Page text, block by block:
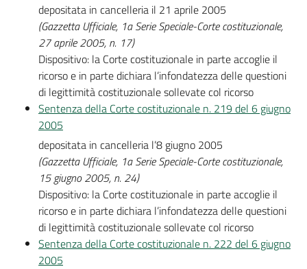
depositata in cancelleria il 21 aprile 2005
(Gazzetta Ufficiale, 1a Serie Speciale-Corte costituzionale,
27 aprile 2005, n. 17)
Dispositivo: la Corte costituzionale in parte accoglie il
ricorso e in parte dichiara l’infondatezza delle questioni
di legittimità costituzionale sollevate col ricorso
Sentenza della Corte costituzionale n. 219 del 6 giugno
2005
depositata in cancelleria l’8 giugno 2005
(Gazzetta Ufficiale, 1a Serie Speciale-Corte costituzionale,
15 giugno 2005, n. 24)
Dispositivo: la Corte costituzionale in parte accoglie il
ricorso e in parte dichiara l’infondatezza delle questioni
di legittimità costituzionale sollevate col ricorso
Sentenza della Corte costituzionale n. 222 del 6 giugno
2005